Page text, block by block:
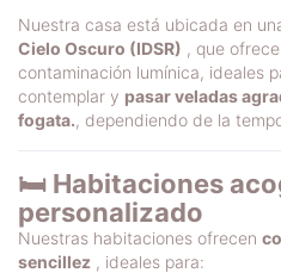
Nuestra casa está ubicada en
Cielo Oscuro (IDSR) , que
contaminación lumínica, ideales
contemplar y pasar veladas
fogata., dependiendo de la
🛏️ Habitaciones
personalizado
Nuestras habitaciones ofrecen
sencillez , ideales para: